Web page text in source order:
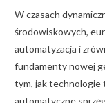
W czasach
środowiskowych,
automatyzacja i
fundamenty nowej
tym, jak technologie
automatyczne